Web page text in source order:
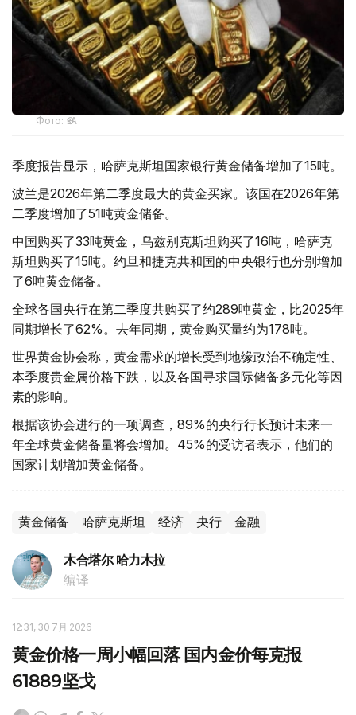
Фото: ӨзА
季度报告显示，哈萨克斯坦国家银行黄金储备增加了15吨。
波兰是2026年第二季度最大的黄金买家。该国在2026年第
二季度增加了51吨黄金储备。
中国购买了33吨黄金，乌兹别克斯坦购买了16吨，哈萨克
斯坦购买了15吨。约旦和捷克共和国的中央银行也分别增加
了6吨黄金储备。
全球各国央行在第二季度共购买了约289吨黄金，比2025年
同期增长了62%。去年同期，黄金购买量约为178吨。
世界黄金协会称，黄金需求的增长受到地缘政治不确定性、
本季度贵金属价格下跌，以及各国寻求国际储备多元化等因
素的影响。
根据该协会进行的一项调查，89%的央行行长预计未来一
年全球黄金储备量将会增加。45%的受访者表示，他们的
国家计划增加黄金储备。
黄金储备 哈萨克斯坦 经济 央行 金融
木合塔尔 哈力木拉
编译
12:31, 30 7月 2026
黄金价格一周小幅回落 国内金价每克报
61889坚戈